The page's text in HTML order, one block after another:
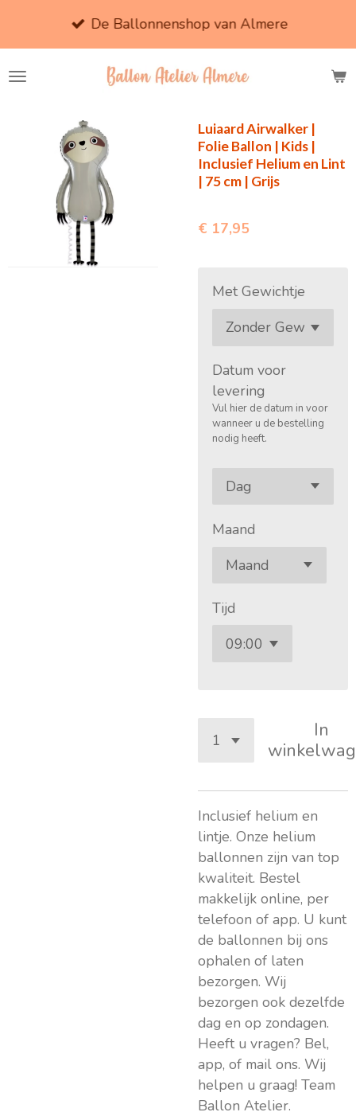
de
De Ballonnenshop van Almere
Luiaard Airwalker |
Folie Ballon | Kids |
Inclusief Helium en Lint
| 75 cm | Grijs
€ 17,95
Met Gewichtje
Datum voor
levering
Vul hier de datum in voor
wanneer u de bestelling
nodig heeft.
Maand
Tijd
In
Inclusief helium en
lintje. Onze helium
ballonnen zijn van top
kwaliteit. Bestel
makkelijk online, per
telefoon of app. U kunt
de ballonnen bij ons
ophalen of laten
bezorgen. Wij
bezorgen ook dezelfde
dag en op zondagen.
Heeft u vragen? Bel,
app, of mail ons. Wij
helpen u graag! Team
Ballon Atelier.